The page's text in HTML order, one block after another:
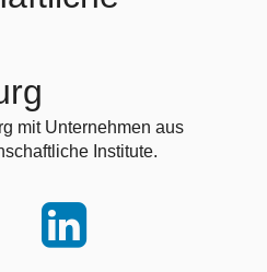
mit Unternehmen aus
Institute.